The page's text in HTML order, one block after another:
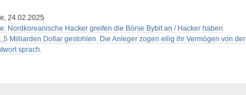
24.02.2025
Nordkoreanische Hacker greifen die Börse Bybit an / Hacker haben
Milliarden Dollar gestohlen. Die Anleger zogen eilig ihr Vermögen von der
sprach.